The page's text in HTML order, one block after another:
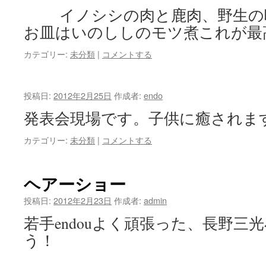
イノシシの肉と鹿肉、野生の
お皿はいのししのモツ煮これが最
カテゴリー: 未分類 | コメントする
投稿日: 2012年2月25日 作成者: endo
発表会現場です。子供に癒されま
カテゴリー: 未分類 | コメントする
ヘアーショー
投稿日: 2012年2月23日 作成者: admin
若手endouよく頑張った、長野三
う！